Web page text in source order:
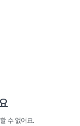
수 없어요.